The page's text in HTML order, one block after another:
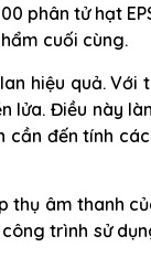
phân tử hạt
cuối cùng.
hiệu quả. Với
lửa. Điều này
cần đến tính
thụ âm thanh
trình sử